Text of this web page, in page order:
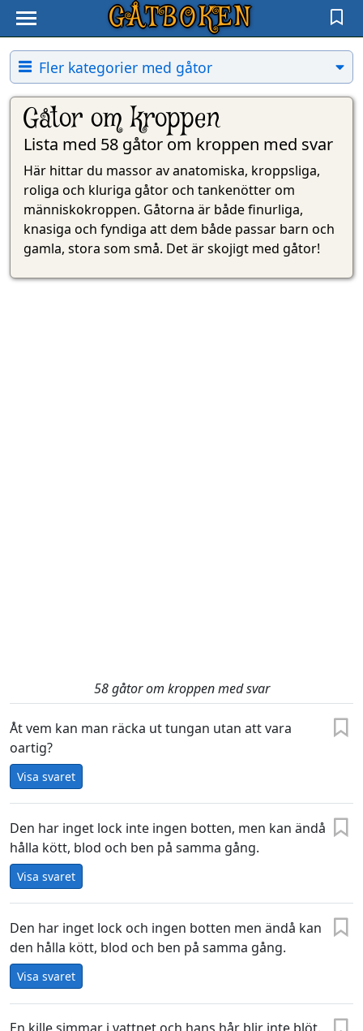
GÅTBOKEN
Fler kategorier med gåtor
Gåtor om kroppen
Lista med 58 gåtor om kroppen med svar
Här hittar du massor av anatomiska, kroppsliga,
roliga och kluriga gåtor och tankenötter om
människokroppen. Gåtorna är både finurliga,
knasiga och fyndiga att dem både passar barn och
gamla, stora som små. Det är skojigt med gåtor!
58 gåtor om kroppen med svar
Åt vem kan man räcka ut tungan utan att vara
oartig?
Visa svaret
Den har inget lock inte ingen botten, men kan ändå
hålla kött, blod och ben på samma gång.
Visa svaret
Den har inget lock och ingen botten men ändå kan
den hålla kött, blod och ben på samma gång.
Visa svaret